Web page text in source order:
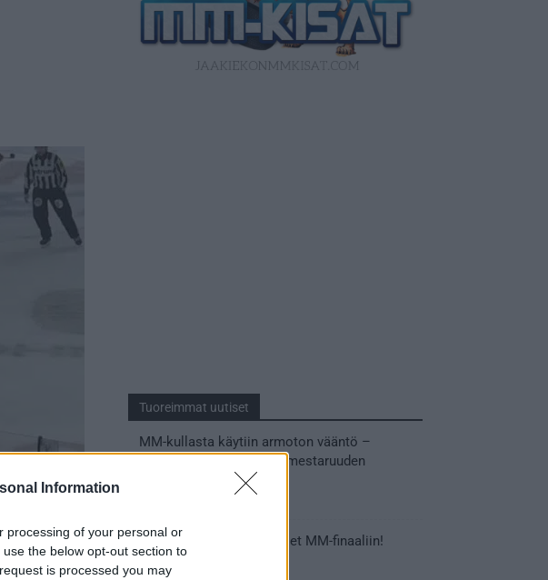
Information
processing of your personal or
the below opt-out section to
is processed you may
liiton
ottelu,
Tuoreimmat uutiset
MM-kullasta käytiin armoton vääntö –
Leijonat voitti maailmanmestaruuden
Tässä Leijonien kentälliset MM-finaaliin!